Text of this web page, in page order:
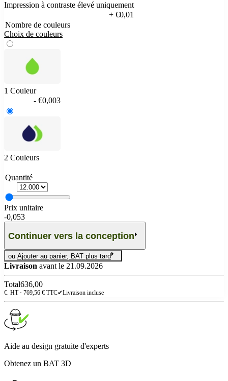
Impression à contraste élevé uniquement
+ €0,01
Nombre de couleurs
Choix de couleurs
1 Couleur
- €0,003
2 Couleurs
Quantité
Prix unitaire
-0,053
Continuer vers la conception
ou Ajouter au panier, BAT plus tard
Livraison avant le 21.09.2026
Total636,00
€. HT · 769,56 € TTC✔Livraison incluse
Aide au design gratuite d'experts
Obtenez un BAT 3D